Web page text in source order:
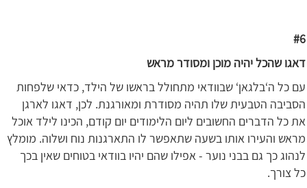
#6
דאגו שהכל יהיה מוכן ומסודר מראש
עם כל ה‘בלגאן‘ שבוודאי מתחולל בראשו של הילד, כדאי שלפחות
הסביבה הטבעית שלו תהיה מסודרת ומאורגנת. לכן, דאגו לארגן
את כל הדברים החשובים ליום הלימודים יום קודם, הכינו לילד אוכל
מראש והעירו אותו בשעה שתאפשר לו התארגנות נוח ושלוה. מומלץ
לנהוג כך גם בבני נוער - אפילו שהם יהיו בוודאי בטוחים שאין בכך
כל צורך.